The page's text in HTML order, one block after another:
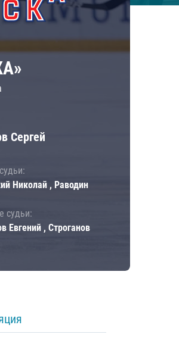
Сергей
Николай , Раводин
судьи:
Евгений , Строганов